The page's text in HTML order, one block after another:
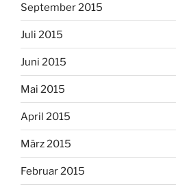
September 2015
Juli 2015
Juni 2015
Mai 2015
April 2015
März 2015
Februar 2015